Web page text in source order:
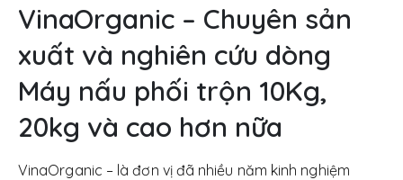
VinaOrganic – Chuyên sản
xuất và nghiên cứu dòng
Máy nấu phối trộn 10Kg,
20kg và cao hơn nữa
VinaOrganic – là đơn vị đã nhiều năm kinh nghiệm